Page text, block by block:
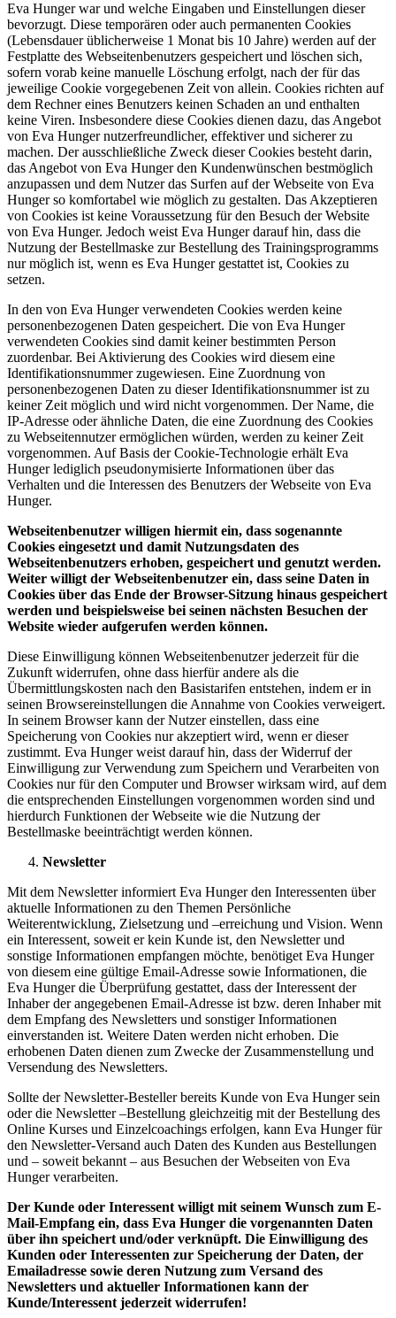
Eva Hunger war und welche Eingaben und Einstellungen dieser
bevorzugt. Diese temporären oder auch permanenten Cookies
(Lebensdauer üblicherweise 1 Monat bis 10 Jahre) werden auf der
Festplatte des Webseitenbenutzers gespeichert und löschen sich,
sofern vorab keine manuelle Löschung erfolgt, nach der für das
jeweilige Cookie vorgegebenen Zeit von allein. Cookies richten auf
dem Rechner eines Benutzers keinen Schaden an und enthalten
keine Viren. Insbesondere diese Cookies dienen dazu, das Angebot
von Eva Hunger nutzerfreundlicher, effektiver und sicherer zu
machen. Der ausschließliche Zweck dieser Cookies besteht darin,
das Angebot von Eva Hunger den Kundenwünschen bestmöglich
anzupassen und dem Nutzer das Surfen auf der Webseite von Eva
Hunger so komfortabel wie möglich zu gestalten. Das Akzeptieren
von Cookies ist keine Voraussetzung für den Besuch der Website
von Eva Hunger. Jedoch weist Eva Hunger darauf hin, dass die
Nutzung der Bestellmaske zur Bestellung des Trainingsprogramms
nur möglich ist, wenn es Eva Hunger gestattet ist, Cookies zu
setzen.
In den von Eva Hunger verwendeten Cookies werden keine
personenbezogenen Daten gespeichert. Die von Eva Hunger
verwendeten Cookies sind damit keiner bestimmten Person
zuordenbar. Bei Aktivierung des Cookies wird diesem eine
Identifikationsnummer zugewiesen. Eine Zuordnung von
personenbezogenen Daten zu dieser Identifikationsnummer ist zu
keiner Zeit möglich und wird nicht vorgenommen. Der Name, die
IP-Adresse oder ähnliche Daten, die eine Zuordnung des Cookies
zu Webseitennutzer ermöglichen würden, werden zu keiner Zeit
vorgenommen. Auf Basis der Cookie-Technologie erhält Eva
Hunger lediglich pseudonymisierte Informationen über das
Verhalten und die Interessen des Benutzers der Webseite von Eva
Hunger.
Webseitenbenutzer willigen hiermit ein, dass sogenannte
Cookies eingesetzt und damit Nutzungsdaten des
Webseitenbenutzers erhoben, gespeichert und genutzt werden.
Weiter willigt der Webseitenbenutzer ein, dass seine Daten in
Cookies über das Ende der Browser-Sitzung hinaus gespeichert
werden und beispielsweise bei seinen nächsten Besuchen der
Website wieder aufgerufen werden können.
Diese Einwilligung können Webseitenbenutzer jederzeit für die
Zukunft widerrufen, ohne dass hierfür andere als die
Übermittlungskosten nach den Basistarifen entstehen, indem er in
seinen Browsereinstellungen die Annahme von Cookies verweigert.
In seinem Browser kann der Nutzer einstellen, dass eine
Speicherung von Cookies nur akzeptiert wird, wenn er dieser
zustimmt. Eva Hunger weist darauf hin, dass der Widerruf der
Einwilligung zur Verwendung zum Speichern und Verarbeiten von
Cookies nur für den Computer und Browser wirksam wird, auf dem
die entsprechenden Einstellungen vorgenommen worden sind und
hierdurch Funktionen der Webseite wie die Nutzung der
Bestellmaske beeinträchtigt werden können.
Newsletter
Mit dem Newsletter informiert Eva Hunger den Interessenten über
aktuelle Informationen zu den Themen Persönliche
Weiterentwicklung, Zielsetzung und –erreichung und Vision. Wenn
ein Interessent, soweit er kein Kunde ist, den Newsletter und
sonstige Informationen empfangen möchte, benötiget Eva Hunger
von diesem eine gültige Email-Adresse sowie Informationen, die
Eva Hunger die Überprüfung gestattet, dass der Interessent der
Inhaber der angegebenen Email-Adresse ist bzw. deren Inhaber mit
dem Empfang des Newsletters und sonstiger Informationen
einverstanden ist. Weitere Daten werden nicht erhoben. Die
erhobenen Daten dienen zum Zwecke der Zusammenstellung und
Versendung des Newsletters.
Sollte der Newsletter-Besteller bereits Kunde von Eva Hunger sein
oder die Newsletter –Bestellung gleichzeitig mit der Bestellung des
Online Kurses und Einzelcoachings erfolgen, kann Eva Hunger für
den Newsletter-Versand auch Daten des Kunden aus Bestellungen
und – soweit bekannt – aus Besuchen der Webseiten von Eva
Hunger verarbeiten.
Der Kunde oder Interessent willigt mit seinem Wunsch zum E-
Mail-Empfang ein, dass Eva Hunger die vorgenannten Daten
über ihn speichert und/oder verknüpft. Die Einwilligung des
Kunden oder Interessenten zur Speicherung der Daten, der
Emailadresse sowie deren Nutzung zum Versand des
Newsletters und aktueller Informationen kann der
Kunde/Interessent jederzeit widerrufen!